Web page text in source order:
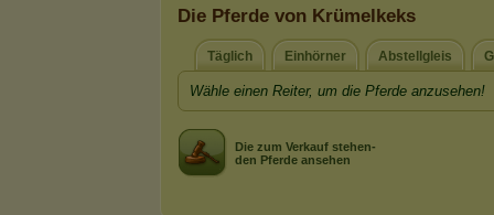
Die Pferde von Krümelkeks
Täglich Einhörner Abstellgleis
Wähle einen Reiter, um die Pferde anzusehen!
Die zum Verkauf stehen-
den Pferde ansehen